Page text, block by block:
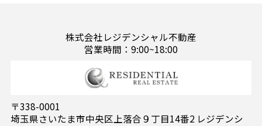
株式会社レジデンシャル不動産
営業時間：9:00~18:00
〒338-0001
埼玉県さいたま市中央区上落合９丁目14番2 レジデンシ